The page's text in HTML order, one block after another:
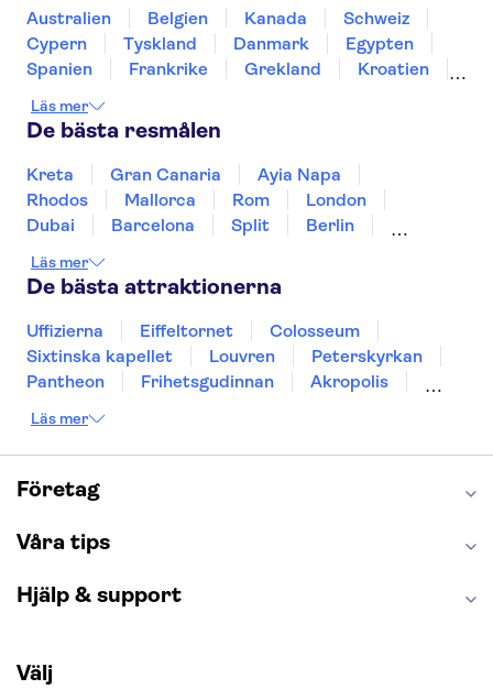
Pergamonmuseet
Hamnen i Hamburg
Brandenburger Tor
Australien Belgien Kanada
Schweiz
Cypern
Tyskland Danmark
Egypten
Spanien
Frankrike Grekland
Kroatien
Sverige
Thailand
Läs mer
De bästa resmålen
Kreta Gran Canaria
Ayia Napa
Rhodos
Mallorca Rom
London
Dubai
Barcelona Split
Berlin
Gdansk
Oslo Helsingfors
Helsingborg
Läs mer
De bästa attraktionerna
Uffizierna Eiffeltornet
Colosseum
Sixtinska kapellet
Louvren
Peterskyrkan
Pantheon
Frihetsgudinnan
Akropolis
Burj Khalifa
Saltgruvan i Wieliczka
Alhambra
Caminito del Rey
London Dungeon
Läs mer
Företag
Våra tips
Hjälp & support
Välj